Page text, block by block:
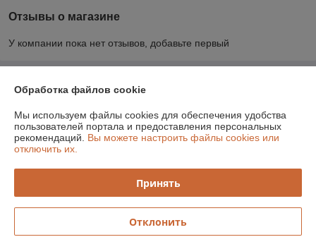
Отзывы о магазине
У компании пока нет отзывов, добавьте первый
О нас
Контакты
Доставка и оплата
Обработка файлов cookie
Мы используем файлы cookies для обеспечения удобства
пользователей портала и предоставления персональных
рекомендаций. Вы можете настроить файлы cookies или
отключить их.
Принять
Отклонить